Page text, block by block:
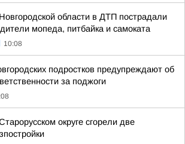
области в ДТП пострадали
мопеда, питбайка и самоката
10:08
подростков предупреждают об
за поджоги
округе сгорели две